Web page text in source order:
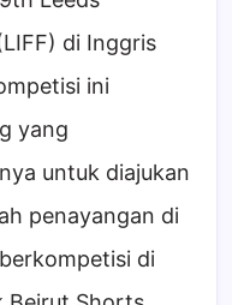
di Inggris
ini
yang
untuk diajukan
penayangan di
di